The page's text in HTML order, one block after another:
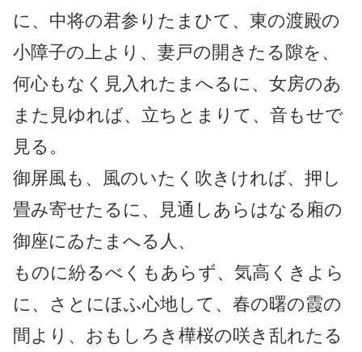
に、中将の君参りたまひて、東の渡殿の
小障子の上より、妻戸の開きたる隙を、
何心もなく見入れたまへるに、女房のあ
また見ゆれば、立ちとまりて、音もせで
見る。
御屏風も、風のいたく吹きければ、押し
畳み寄せたるに、見通しあらはなる廂の
御座にゐたまへる人、
ものに紛るべくもあらず、気高くきよら
に、さとにほふ心地して、春の曙の霞の
間より、おもしろき樺桜の咲き乱れたる